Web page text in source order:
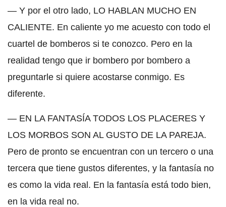
— Y por el otro lado, LO HABLAN MUCHO EN
CALIENTE. En caliente yo me acuesto con todo el
cuartel de bomberos si te conozco. Pero en la
realidad tengo que ir bombero por bombero a
preguntarle si quiere acostarse conmigo. Es
diferente.
— EN LA FANTASÍA TODOS LOS PLACERES Y
LOS MORBOS SON AL GUSTO DE LA PAREJA.
Pero de pronto se encuentran con un tercero o una
tercera que tiene gustos diferentes, y la fantasía no
es como la vida real. En la fantasía está todo bien,
en la vida real no.